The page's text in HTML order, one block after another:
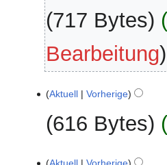
717 Bytes
Bearbeitung
Aktuell Vorherige
616 Bytes
e